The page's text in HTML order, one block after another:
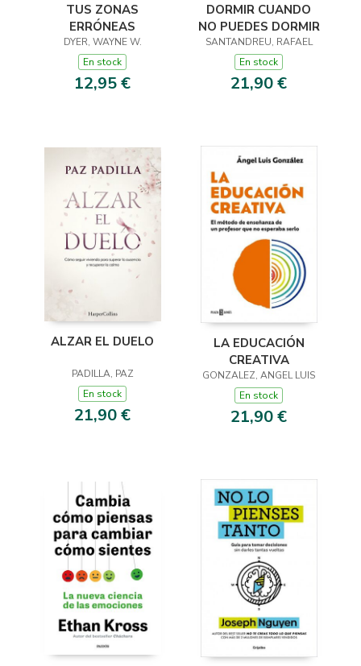
TUS ZONAS
ERRÓNEAS
DYER, WAYNE W.
En stock
12,95 €
DORMIR CUANDO
NO PUEDES DORMIR
SANTANDREU, RAFAEL
En stock
21,90 €
ALZAR EL DUELO
PADILLA, PAZ
En stock
21,90 €
LA EDUCACIÓN
CREATIVA
GONZALEZ, ANGEL LUIS
En stock
21,90 €